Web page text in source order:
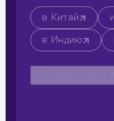
в Китай
в Индию